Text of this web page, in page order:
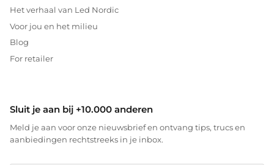
Het verhaal van Led Nordic
Voor jou en het milieu
Blog
For retailer
Sluit je aan bij +10.000 anderen
Meld je aan voor onze nieuwsbrief en ontvang tips, trucs en
aanbiedingen rechtstreeks in je inbox.